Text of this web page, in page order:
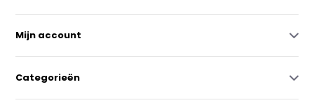
Mijn account
Categorieën